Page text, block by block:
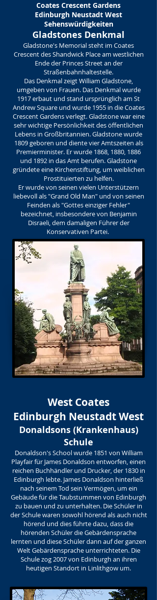
Coates Crescent Gardens
Edinburgh Neustadt West
Sehenswürdigkeiten
Gladstones Denkmal
Gladstone's Memorial steht im Coates
Crescent des Shandwick Place am westlichen
Ende der Princes Street an der
Straßenbahnhaltestelle.
Das Denkmal zeigt William Gladstone,
umgeben von Frauen. Das Denkmal wurde
1917 erbaut und stand ursprünglich am St
Andrew Square und wurde 1955 in die Coates
Crescent Gardens verlegt. Gladstone war eine
sehr wichtige Persönlichkeit des öffentlichen
Lebens in Großbritannien. Gladstone wurde
1809 geboren und diente vier Amtszeiten als
Premierminister. Er wurde 1868, 1880, 1886
und 1892 in das Amt berufen. Gladstone
gründete eine Kirchenstiftung, um weiblichen
Prostituierten zu helfen.
Er wurde von seinen vielen Unterstützern
liebevoll als "Grand Old Man" und von seinen
Feinden als "Gottes einziger Fehler"
bezeichnet, insbesondere von Benjamin
Disraeli, dem damaligen Führer der
Konservativen Partei.
West Coates
Edinburgh Neustadt West
Donaldsons (Krankenhaus)
Schule
Donaldson's School wurde 1851 von William
Playfair für James Donaldson entworfen, einen
reichen Buchhändler und Drucker, der 1830 in
Edinburgh lebte. James Donaldson hinterließ
nach seinem Tod sein Vermögen, um ein
Gebäude für die Taubstummen von Edinburgh
zu bauen und zu unterhalten. Die Schüler in
der Schule waren sowohl hörend als auch nicht
hörend und dies führte dazu, dass die
hörenden Schüler die Gebärdensprache
lernten und diese Schüler dann auf der ganzen
Welt Gebärdensprache unterrichteten. Die
Schule zog 2007 von Edinburgh an ihren
heutigen Standort in Linlithgow um.